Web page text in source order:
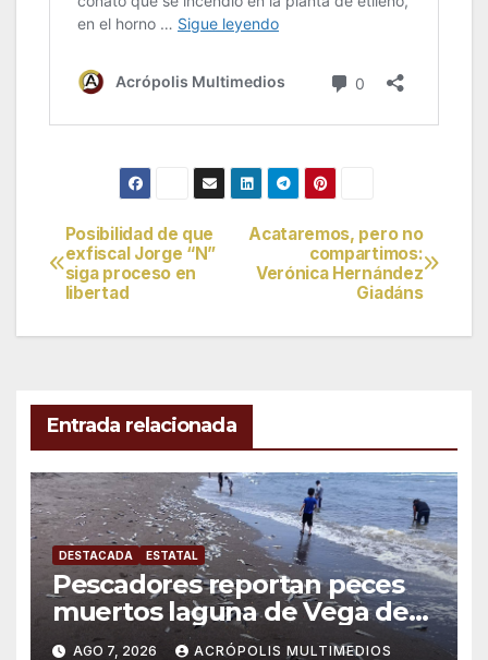
Navegación
de
entradas
Acataremos, pero no
compartimos:
Verónica Hernández
Giadáns
Posibilidad de que
exfiscal Jorge “N”
siga proceso en
libertad
Entrada relacionada
DESTACADA ESTATAL
Pescadores reportan peces
muertos laguna de Vega de
Alatorre
AGO 7, 2026 ACRÓPOLIS MULTIMEDIOS